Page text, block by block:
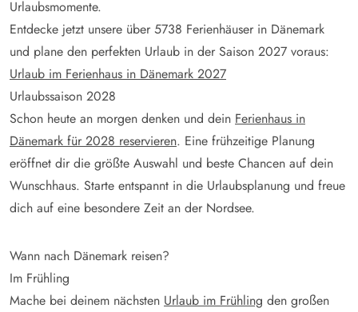
Urlaubsmomente.
Entdecke jetzt unsere über 5738 Ferienhäuser in Dänemark
und plane den perfekten Urlaub in der Saison 2027 voraus:
Urlaub im Ferienhaus in Dänemark 2027
Urlaubssaison 2028
Schon heute an morgen denken und dein Ferienhaus in
Dänemark für 2028 reservieren. Eine frühzeitige Planung
eröffnet dir die größte Auswahl und beste Chancen auf dein
Wunschhaus. Starte entspannt in die Urlaubsplanung und freue
dich auf eine besondere Zeit an der Nordsee.
Wann nach Dänemark reisen?
Im Frühling
Mache bei deinem nächsten Urlaub im Frühling den großen